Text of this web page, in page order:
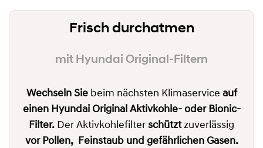
Frisch durchatmen
mit Hyundai Original-Filtern
Wechseln Siebeim nächsten Klimaservice auf
einen Hyundai Original Aktivkohle- oder Bionic-
Filter. Der Aktivkohlefilter schütztzuverlässig
vor Pollen, Feinstaub und gefährlichen Gasen.